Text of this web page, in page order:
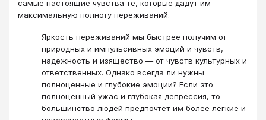
самые настоящие чувства те, которые дадут им
максимальную полноту переживаний.
Яркость переживаний мы быстрее получим от
природных и импульсивных эмоций и чувств,
надежность и изящество — от чувств культурных и
ответственных. Однако всегда ли нужны
полноценные и глубокие эмоции? Если это
полноценный ужас и глубокая депрессия, то
большинство людей предпочтет им более легкие и